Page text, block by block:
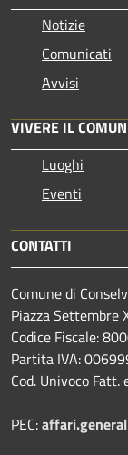
Notizie
Comunicati
Avvisi
VIVERE IL
Luoghi
Eventi
CONTATTI
Comune di
Piazza Settembre
Codice Fiscale:
Partita IVA:
Cod. Univoco
PEC: